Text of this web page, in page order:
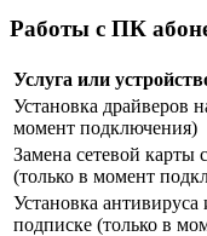
Работы с ПК
Услуга или
Установка драйверов
момент подключения)
Замена сетевой карты
(только в момент
Установка
подписке (только в